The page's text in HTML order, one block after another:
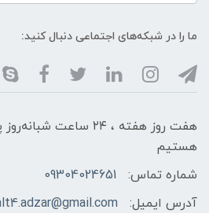
ما را در شبکه‌های اجتماعی دنبال کنید:
هفت روز هفته ، ۲۴ ساعت
هستیم
شماره تماس:
09304024651
آدرس ایمیل: